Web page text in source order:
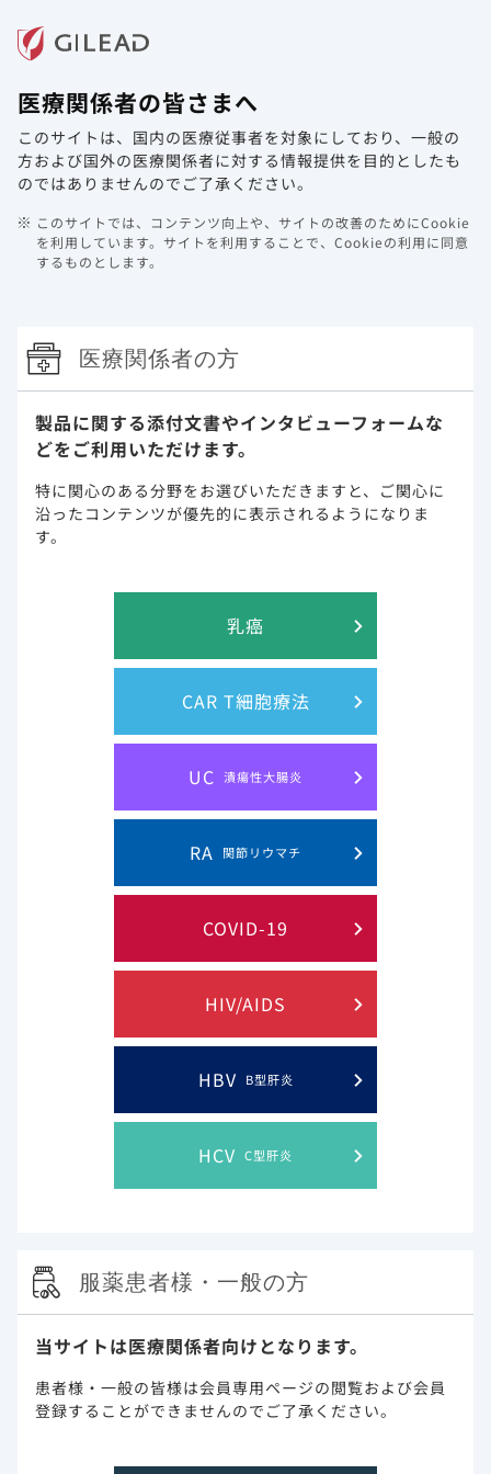
ホーム 製品情報
HIV/AIDS
ギリアド・サイエンシズのHIV領域に
おける歩み
ギリアド・サイエンシズは、HIV治療へのアク
セス拡大に貢献してきました。
ノベーターとして、HIV感染症の治療、予防と治癒に向けた研
究を行ってきました。また、発展途上国におけるHIV治療への
アクセス拡大の中心的な役割を担う企業として、2006年より
までに、1,000万人の低～中所得国の患者さんに、ギリアド・
日本におけるHIV/AIDSに関する取り組み
このウェブサイト上に含まれる情報は、医師または薬剤師による指導に
医療関係者の皆さまへ
このサイトは、国内の医療従事者を対象にしており、 一般の
方および国外の医療関係者に対する情報提供を目的としたも
のではありませんのでご了承ください。
このサイトでは、コンテンツ向上や、サイトの改善のためにCookie
を利用しています。 サイトを利用することで、Cookieの利用に同意
するものとします。
医療関係者の方
製品に関する添付文書やインタビューフォームな
どをご利用いただけます。
特に関心のある分野をお選びいただきますと、 ご関心に
沿ったコンテンツが優先的に表示されるようになりま
す。
乳癌
CAR T細胞療法
UC 潰瘍性大腸炎
RA 関節リウマチ
COVID-19
HIV/AIDS
HBV B型肝炎
HCV C型肝炎
服薬患者様・一般の方
当サイトは医療関係者向けとなります。
患者様・一般の皆様は会員専用ページの閲覧および会員
登録することができませんのでご了承ください。